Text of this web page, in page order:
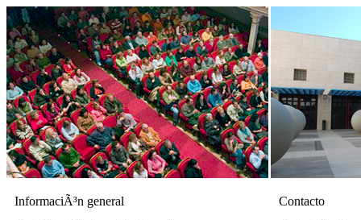
InformaciÃ³n general
Contacto